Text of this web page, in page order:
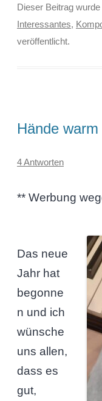
Dieser Beitrag wurde
Interessantes,
veröffentlicht.
Hände
4 Antworten
** Werbung
Das neue
Jahr hat
begonne
n und ich
wünsche
uns allen,
dass es
gut,